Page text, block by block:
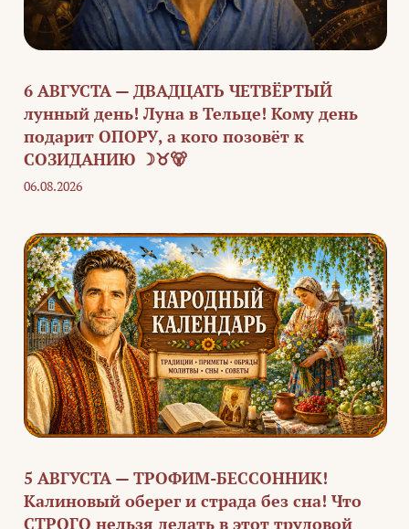
6 АВГУСТА — ДВАДЦАТЬ ЧЕТВЁРТЫЙ
лунный день! Луна в Тельце! Кому день
подарит ОПОРУ, а кого позовёт к
СОЗИДАНИЮ ☽♉🐻
06.08.2026
5 АВГУСТА — ТРОФИМ-БЕССОННИК!
Калиновый оберег и страда без сна! Что
СТРОГО нельзя делать в этот трудовой